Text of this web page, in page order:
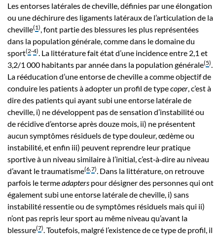
Les entorses latérales de cheville, définies par une élongation
ou une déchirure des ligaments latéraux de l’articulation de la
cheville(1) , font partie des blessures les plus représentées
dans la population générale, comme dans le domaine du
sport(2‑4) . La littérature fait état d’une incidence entre 2,1 et
3,2/1 000 habitants par année dans la population générale(5)
La rééducation d’une entorse de cheville a comme objectif de
conduire les patients à adopter un profil de typecoper , c’est à
dire des patients qui ayant subi une entorse latérale de
cheville, i) ne développent pas de sensation d’instabilité ou
de récidive d’entorse après douze mois, ii) ne présentent
aucun symptômes résiduels de type douleur, œdème ou
instabilité, et enfin iii) peuvent reprendre leur pratique
sportive à un niveau similaire à l’initial, c’est‑à‑dire au niveau
d’avant le traumatisme(6 7) . Dans la littérature, on retrouve
parfois le termeadapters pour désigner des personnes qui ont
également subi une entorse latérale de cheville, i) sans
instabilité ressentie ou de symptômes résiduels mais qui ii)
n’ont pas repris leur sport au même niveau qu’avant la
blessure(7) . Toutefois, malgré l’existence de ce type de profil, il